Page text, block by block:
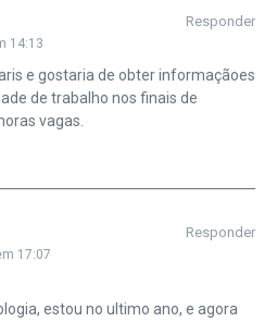
14:13
Responder
e gostaria de obter informaçãoes
de trabalho nos finais de
vagas.
17:07
Responder
estou no ultimo ano, e agora